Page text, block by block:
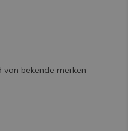
van bekende merken